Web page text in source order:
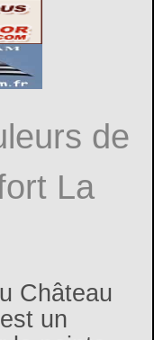
de
La
Château
un